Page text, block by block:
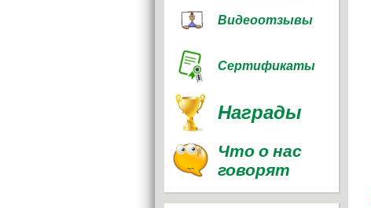
Видеоотзывы
Сертификаты
Награды
Что о нас
говорят